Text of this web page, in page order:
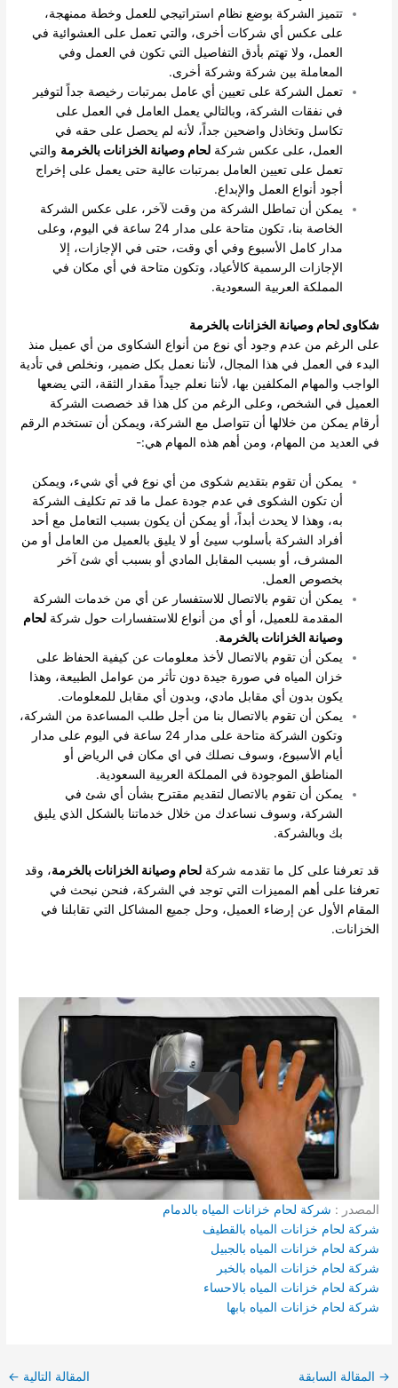
تتميز الشركة بوضع نظام استراتيجي للعمل وخطة ممنهجة،
على عكس أي شركات أخرى، والتي تعمل على العشوائية في
العمل، ولا تهتم بأدق التفاصيل التي تكون في العمل وفي
المعاملة بين شركة وشركة أخرى.
تعمل الشركة على تعيين أي عامل بمرتبات رخيصة جداً لتوفير
في نفقات الشركة، وبالتالي يعمل العامل في العمل على
تكاسل وتخاذل واضحين جداً، لأنه لم يحصل على حقه في
العمل، على عكس شركةلحام وصيانة الخزانات بالخرمة والتي
تعمل على تعيين العامل بمرتبات عالية حتى يعمل على إخراج
أجود أنواع العمل والإبداع.
يمكن أن تماطل الشركة من وقت لآخر، على عكس الشركة
الخاصة بنا، تكون متاحة على مدار 24 ساعة في اليوم، وعلى
مدار كامل الأسبوع وفي أي وقت، حتى في الإجازات، إلا
الإجازات الرسمية كالأعياد، وتكون متاحة في أي مكان في
المملكة العربية السعودية.
شكاوى لحام وصيانة الخزانات بالخرمة
على الرغم من عدم وجود أي نوع من أنواع الشكاوى من أي عميل منذ
البدء في العمل في هذا المجال، لأننا نعمل بكل ضمير، ونخلص في تأدية
الواجب والمهام المكلفين بها، لأننا نعلم جيداً مقدار الثقة، التي يضعها
العميل في الشخص، وعلى الرغم من كل هذا قد خصصت الشركة
أرقام يمكن من خلالها أن تتواصل مع الشركة، ويمكن أن تستخدم الرقم
في العديد من المهام، ومن أهم هذه المهام هي:-
يمكن أن تقوم بتقديم شكوى من أي نوع في أي شيء، ويمكن
أن تكون الشكوى في عدم جودة عمل ما قد تم تكليف الشركة
به، وهذا لا يحدث أبداً، أو يمكن أن يكون بسبب التعامل مع أحد
أفراد الشركة بأسلوب سيئ أو لا يليق بالعميل من العامل أو من
المشرف، أو بسبب المقابل المادي أو بسبب أي شئ آخر
بخصوص العمل.
يمكن أن تقوم بالاتصال للاستفسار عن أي من خدمات الشركة
المقدمة للعميل، أو أي من أنواع للاستفسارات حول شركةلحام
وصيانة الخزانات بالخرمة.
يمكن أن تقوم بالاتصال لأخذ معلومات عن كيفية الحفاظ على
خزان المياه في صورة جيدة دون تأثر من عوامل الطبيعة، وهذا
يكون بدون أي مقابل مادي، وبدون أي مقابل للمعلومات.
يمكن أن تقوم بالاتصال بنا من أجل طلب المساعدة من الشركة،
وتكون الشركة متاحة على مدار 24 ساعة في اليوم على مدار
أيام الأسبوع، وسوف نصلك في اي مكان في الرياض أو
المناطق الموجودة في المملكة العربية السعودية.
يمكن أن تقوم بالاتصال لتقديم مقترح بشأن أي شئ في
الشركة، وسوف نساعدك من خلال خدماتنا بالشكل الذي يليق
بك وبالشركة.
قد تعرفنا على كل ما تقدمه شركةلحام وصيانة الخزانات بالخرمة، وقد
تعرفنا على أهم المميزات التي توجد في الشركة، فنحن نبحث في
المقام الأول عن إرضاء العميل، وحل جميع المشاكل التي تقابلنا في
الخزانات.
المصدر : شركة لحام خزانات المياه بالدمام
شركة لحام خزانات المياه بالقطيف
شركة لحام خزانات المياه بالجبيل
شركة لحام خزانات المياه بالخبر
شركة لحام خزانات المياه بالاحساء
شركة لحام خزانات المياه بابها
→ المقالة السابقة المقالة التالية ←